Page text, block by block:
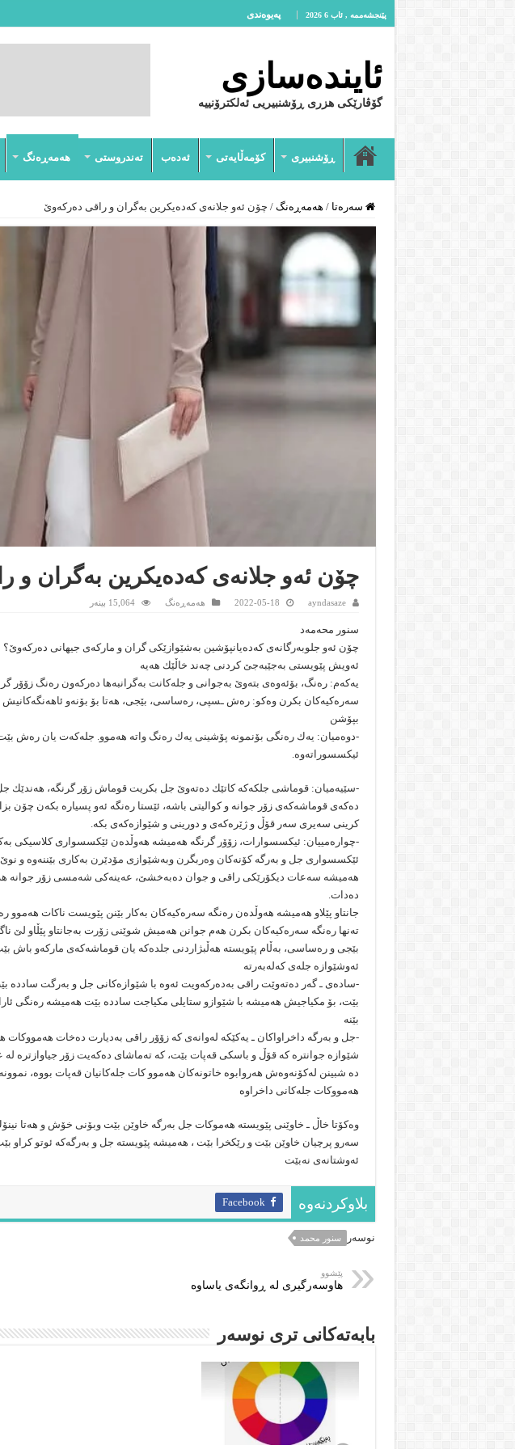
پێنجشەممە , ئاب 6 2026 پەیوەندى
ئایندەسازى
گۆڤارێکی هزری ڕۆشنبیریی ئەلکترۆنییە
ڕۆشنبیرى کۆمەڵایەتى ئەدەب تەندروستى هەمەڕەنگ
سەرەتا / هەمەڕەنگ / چۆن ئەو جلانەی كەدەیكرین بەگران و راقی دەركەوێ
چۆن ئەو جلانەی كەدەیكرین بەگران و
ayndasaze
2022-05-18 هەمەڕەنگ 15,064 بینەر
سنور محەمەد
چۆن ئەو جلوبەرگانەی كەدەیانپۆشین بەشێوازێكی گران و ماركەی جیھانی دەركەوێ؟
ئەویش پێویستی بەجێبەجێ كردنی چەند خاڵێك ھەیە
یەكەم: رەنگ، بۆئەوەی بتەوێ بەجوانی و جلەكانت بەگرانبەھا دەركەون رەنگ زۆۆر
سەرەكیەكان بكرن وەكو: رەش ـسپی، رەساسی، بێجی، ھەتا بۆ بۆنەو
بپۆشن
-دوەمیان: یەك رەنگی بۆنمونە پۆشینی یەك رەنگ واتە ھەموو. جلەكەت یان رەش
ئیکسسوراتەوە.
-سێیەمیان: قوماشی جلكەكە كاتێك دەتەوێ جل بكریت قوماش زۆر گرنگە،
دەكەی قوماشەكەی زۆر جوانە و كوالیتی باشە، ئێستا رەنگە ئەو پسیارە بكەن چۆن
كرینی سەیری سەر قۆڵ و ژێرەكەی و دورینی و شێوازەكەی بكە.
-چوارەمییان: ئیكسسوارات، زۆۆر گرنگە ھەمیشە ھەوڵدەن ئێكسسواری كلاسیكی
ئێكسسواری جل و بەرگە كۆنەكان وەربگرن وبەشێوازی مۆدێرن بەكاری بێننەوە و
ھەمیشە سەعات دیكۆرێكی راقی و جوان دەبەخشێ، عەینەكی شەمسی زۆر جوانە
دەدات.
جانتاو پێلاو هەمیشە ھەوڵدەن رەنگە سەرەكیەكان بەكار بێنن پێویست ناكات ھەموو
تەنھا رەنگە سەرەكیەكان بكرن ھەم جوانن ھەمیش شوێنی زۆرت بەجانتاو پێڵاو لێ
بێجی و رەساسی، بەڵام پێویستە ھەڵبژاردنی جلدەكە یان قوماشەكەی ماركەو باش
ئەوشێوازە جلەی كەلەبەرتە
-سادەی ـ گەر دەتەوێت راقی بەدەركەویت ئەوە با شێوازەكانی جل و بەرگت ساددە
بێت، بۆ مكیاجیش ھەمیشە با شێوازو ستایلی مكیاجت ساددە بێت ھەمیشە رەنگی
بێنە
-جل و بەرگە داخراواكان ـ یەكێكە لەوانەی كە زۆۆر راقی بەدیارت دەخات ھەمووكات
شێوازە جوانترە كە قۆڵ و باسكی قەپات بێت، كە تەماشای دەكەیت زۆر جیاوازترە
دە شبینن لەكۆنەوەش ھەروابوە خاتونەكان ھەموو كات جلەكانیان قەپات بووە، نموونە
ھەمووكات جلەكانی داخراوە
وەكۆتا خاڵ ـ خاوێنی پێویستە ھەموكات جل بەرگە خاوێن بێت وبۆنی خۆش و ھەتا
سەرو پرچیان خاوێن بێت و رێكخرا بێت ، ھەمیشە پێویستە جل و بەرگەكە ئوتو كراو
ئەوشتانەی نەبێت
بلاوکردنەوە Facebook
نوسەر سنور محمد
پێشوو
هاوسه‌رگیری له‌ ڕوانگه‌ى یاساوه‌
بابەتەکانى ترى نوسەر